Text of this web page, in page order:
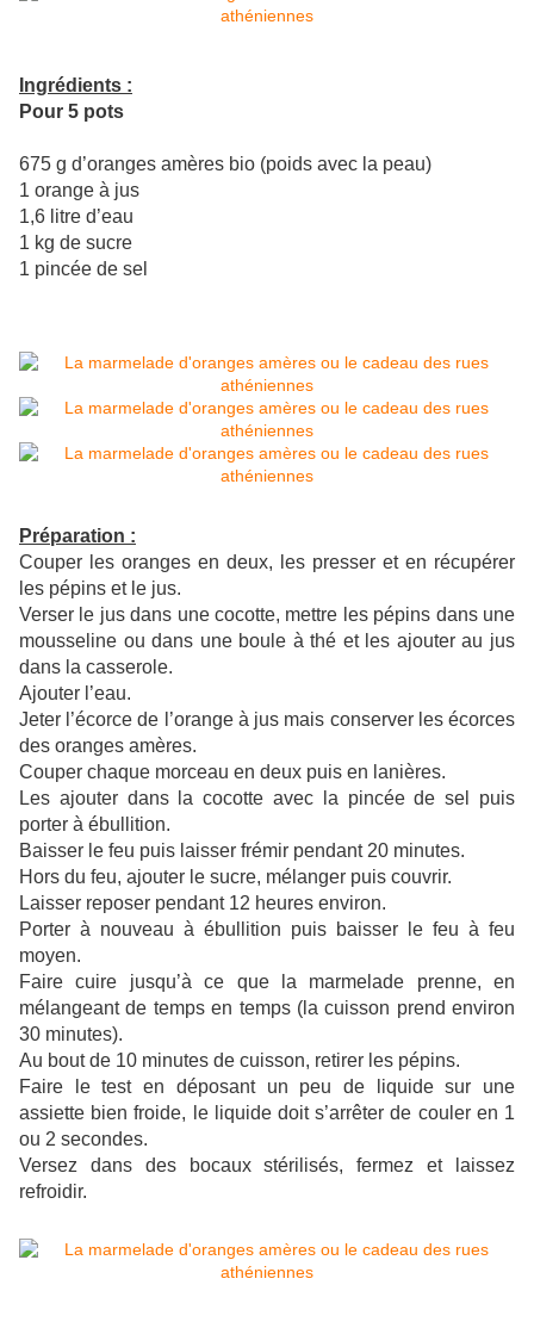
Ingrédients :
Pour 5 pots
675 g d’oranges amères bio (poids avec la peau)
1 orange à jus
1,6 litre d’eau
1 kg de sucre
1 pincée de sel
Préparation :
Couper les oranges en deux, les presser et en récupérer
les pépins et le jus.
Verser le jus dans une cocotte, mettre les pépins dans une
mousseline ou dans une boule à thé et les ajouter au jus
dans la casserole.
Ajouter l’eau.
Jeter l’écorce de l’orange à jus mais conserver les écorces
des oranges amères.
Couper chaque morceau en deux puis en lanières.
Les ajouter dans la cocotte avec la pincée de sel puis
porter à ébullition.
Baisser le feu puis laisser frémir pendant 20 minutes.
Hors du feu, ajouter le sucre, mélanger puis couvrir.
Laisser reposer pendant 12 heures environ.
Porter à nouveau à ébullition puis baisser le feu à feu
moyen.
Faire cuire jusqu’à ce que la marmelade prenne, en
mélangeant de temps en temps (la cuisson prend environ
30 minutes).
Au bout de 10 minutes de cuisson, retirer les pépins.
Faire le test en déposant un peu de liquide sur une
assiette bien froide, le liquide doit s’arrêter de couler en 1
ou 2 secondes.
Versez dans des bocaux stérilisés, fermez et laissez
refroidir.